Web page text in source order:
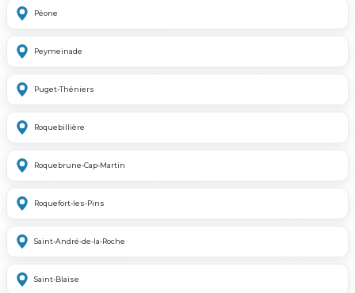
Péone
Peymeinade
Puget-Théniers
Roquebillière
Roquebrune-Cap-Martin
Roquefort-les-Pins
Saint-André-de-la-Roche
Saint-Blaise